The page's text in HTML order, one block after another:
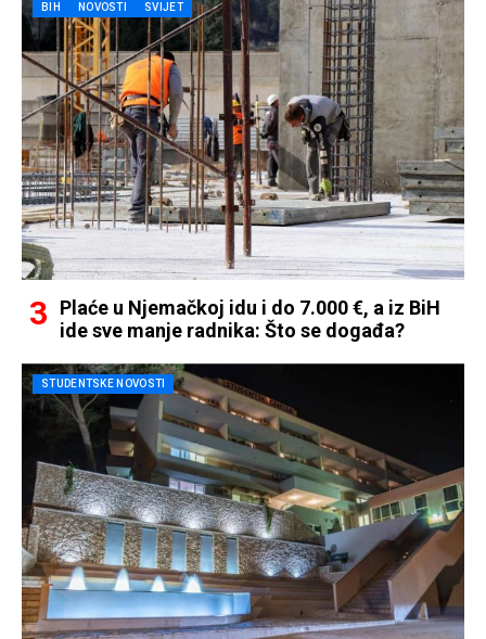
BIH NOVOSTI SVIJET
Plaće u Njemačkoj idu i do 7.000 €, a iz BiH
ide sve manje radnika: Što se događa?
STUDENTSKE NOVOSTI